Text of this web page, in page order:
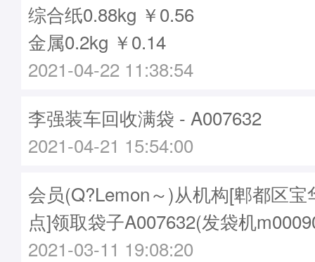
综合纸0.88kg ￥0.56
金属0.2kg ￥0.14
2021-04-22 11:38:54
李强装车回收满袋 - A007632
2021-04-21 15:54:00
会员(Q?Lemon～)从机构[郫都区宝
点]领取袋子A007632(发袋机
2021-03-11 19:08:20